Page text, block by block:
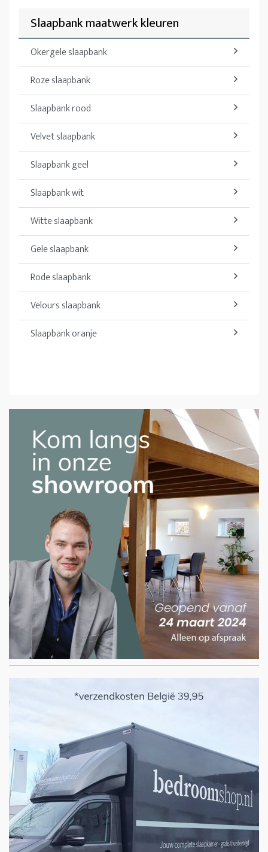
Slaapbank maatwerk kleuren
Okergele slaapbank
Roze slaapbank
Slaapbank rood
Velvet slaapbank
Slaapbank geel
Slaapbank wit
Witte slaapbank
Gele slaapbank
Rode slaapbank
Velours slaapbank
Slaapbank oranje